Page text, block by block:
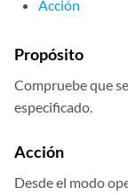
Acción
Propósito
Compruebe que
especificado.
Acción
Desde el modo